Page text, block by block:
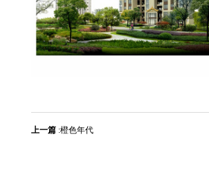
上一篇:橙色年代